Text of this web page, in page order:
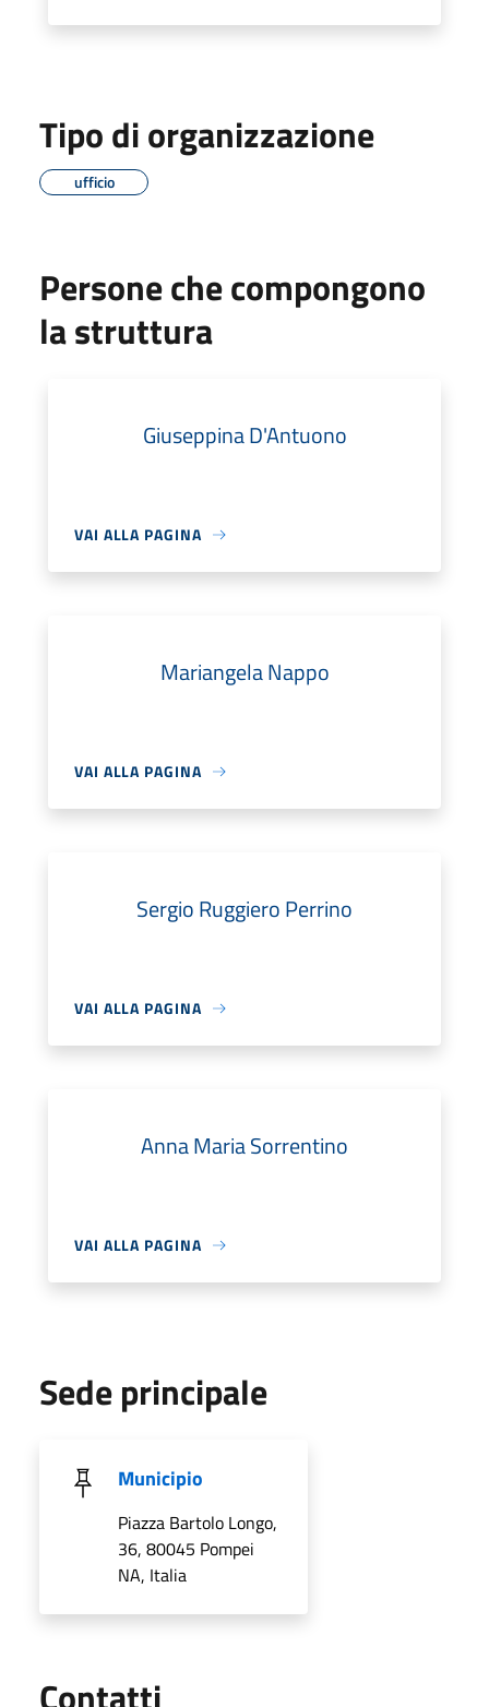
Tipo di organizzazione
ufficio
Persone che compongono
la struttura
Giuseppina D'Antuono
VAI ALLA PAGINA
Mariangela Nappo
VAI ALLA PAGINA
Sergio Ruggiero Perrino
VAI ALLA PAGINA
Anna Maria Sorrentino
VAI ALLA PAGINA
Sede principale
Municipio
Piazza Bartolo Longo,
36, 80045 Pompei
NA, Italia